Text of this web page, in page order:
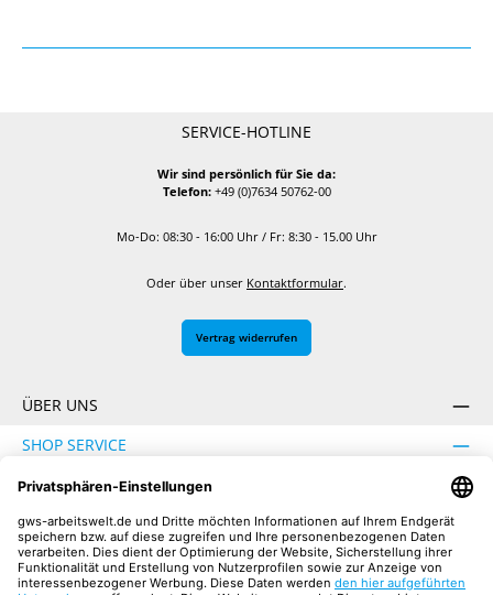
SERVICE-HOTLINE
Wir sind persönlich für Sie da:
Telefon:+49 (0)7634 50762-00
Mo-Do: 08:30 - 16:00 Uhr / Fr: 8:30 - 15.00 Uhr
Oder über unser Kontaktformular.
Vertrag widerrufen
ÜBER UNS
SHOP SERVICE
INFORMATION
SICHER EINKAUFEN
UNSERE COMMUNITIES